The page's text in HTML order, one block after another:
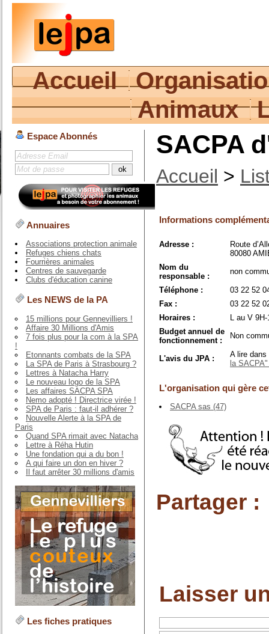
Accueil
Animaux
Espace Abonnés
Annuaires
Associations protection animale
Refuges chiens chats
Fourrières animales
Centres de sauvegarde
Clubs d'éducation canine
Les NEWS de la PA
15 millions pour Gennevilliers !
Affaire 30 Millions d'Amis
7 fois plus pour la com à la SPA
!
Etonnants combats de la SPA
La SPA de Paris à Strasbourg ?
Lettres à Natacha Harry
Le nouveau logo de la SPA
Les affaires SACPA SPA
Nemo adopté ! Directrice virée !
SPA de Paris : faut-il adhérer ?
Nouvelle Alerte à la SPA de
Paris
Quand SPA rimait avec Natacha
Lettre à Réha Hutin
Une fondation qui a du bon !
A qui faire un don en hiver ?
Il faut arrêter 30 millions d'amis
Les fiches pratiques
SACPA
Accueil >
Informations
Adresse :
Route
80080
Nom du
responsable :
non
Téléphone :
03 22 52
Fax :
03 22 52
Horaires :
L au V
Budget annuel de
fonctionnement :
Non
L'avis du JPA :
A lire
la
L'organisation qui gère
SACPA sas (47)
Partager :
Laisser